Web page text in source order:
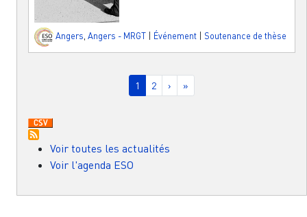
Angers Angers - MRGT Événement Soutenance de thèse
Page courante
1 Page
2 Page suivante
› Dernière page
»
Voir toutes les actualités
Voir l'agenda ESO